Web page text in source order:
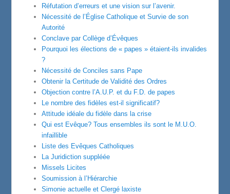
Réfutation d’erreurs et une vision sur l’avenir.
Nécessité de l’Église Catholique et Survie de son
Autorité
Conclave par Collège d’Évêques
Pourquoi les élections de « papes » étaient-ils invalides
?
Nécessité de Conciles sans Pape
Obtenir la Certitude de Validité des Ordres
Objection contre l’A.U.P. et du F.D. de papes
Le nombre des fidèles est-il significatif?
Attitude idéale du fidèle dans la crise
Qui est Evêque? Tous ensembles ils sont le M.U.O.
infaillible
Liste des Evêques Catholiques
La Juridiction suppléée
Missels Licites
Soumission à l’Hiérarchie
Simonie actuelle et Clergé laxiste